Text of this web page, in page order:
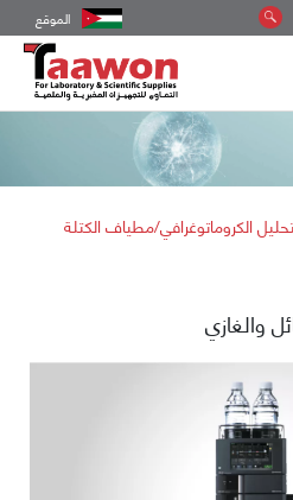
الموقع
الكروماتوغرافي/مطياف الكتلة
والغازي